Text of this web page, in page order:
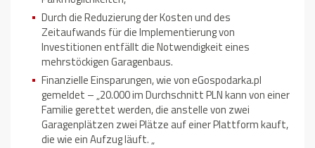
Durch die Reduzierung der Kosten und des
Zeitaufwands für die Implementierung von
Investitionen entfällt die Notwendigkeit eines
mehrstöckigen Garagenbaus.
Finanzielle Einsparungen, wie von eGospodarka.pl
gemeldet – „20.000 im Durchschnitt PLN kann von einer
Familie gerettet werden, die anstelle von zwei
Garagenplätzen zwei Plätze auf einer Plattform kauft,
die wie ein Aufzug läuft. „